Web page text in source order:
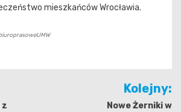
mieszkańców Wrocławia.
z
Kolejny:
Nowe Żerniki w